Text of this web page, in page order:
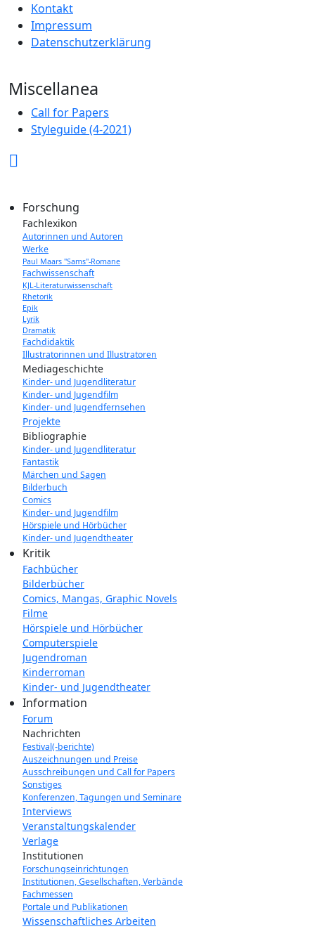
Kontakt
Impressum
Datenschutzerklärung
Miscellanea
Call for Papers
Styleguide (4-2021)
Forschung
Fachlexikon
Autorinnen und Autoren
Werke
Paul Maars "Sams"-Romane
Fachwissenschaft
KJL-Literaturwissenschaft
Rhetorik
Epik
Lyrik
Dramatik
Fachdidaktik
Illustratorinnen und Illustratoren
Mediageschichte
Kinder- und Jugendliteratur
Kinder- und Jugendfilm
Kinder- und Jugendfernsehen
Projekte
Bibliographie
Kinder- und Jugendliteratur
Fantastik
Märchen und Sagen
Bilderbuch
Comics
Kinder- und Jugendfilm
Hörspiele und Hörbücher
Kinder- und Jugendtheater
Kritik
Fachbücher
Bilderbücher
Comics, Mangas, Graphic Novels
Filme
Hörspiele und Hörbücher
Computerspiele
Jugendroman
Kinderroman
Kinder- und Jugendtheater
Information
Forum
Nachrichten
Festival(-berichte)
Auszeichnungen und Preise
Ausschreibungen und Call for Papers
Sonstiges
Konferenzen, Tagungen und Seminare
Interviews
Veranstaltungskalender
Verlage
Institutionen
Forschungseinrichtungen
Institutionen, Gesellschaften, Verbände
Fachmessen
Portale und Publikationen
Wissenschaftliches Arbeiten